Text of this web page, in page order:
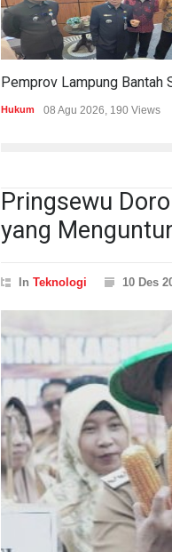
Hukum 08 Agu 2026, 190 Views
Pringsewu
yang
In Teknologi 10 Des